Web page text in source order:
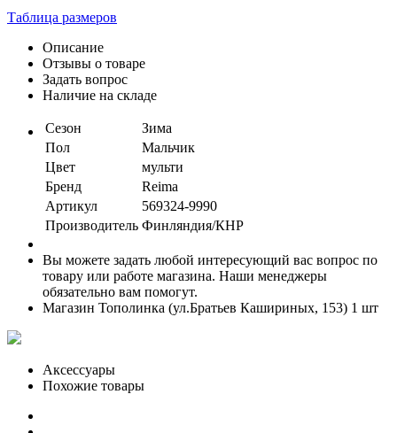
Таблица размеров
Описание
Отзывы о товаре
Задать вопрос
Наличие на складе
Сезон
Зима
Пол
Мальчик
Цвет
мульти
Бренд
Reima
Артикул
569324-9990
Производитель Финляндия/КНР
Вы можете задать любой интересующий вас вопрос по
товару или работе магазина. Наши менеджеры
обязательно вам помогут.
Магазин Тополинка (ул.Братьев Кашириных, 153) 1 шт
Аксессуары
Похожие товары